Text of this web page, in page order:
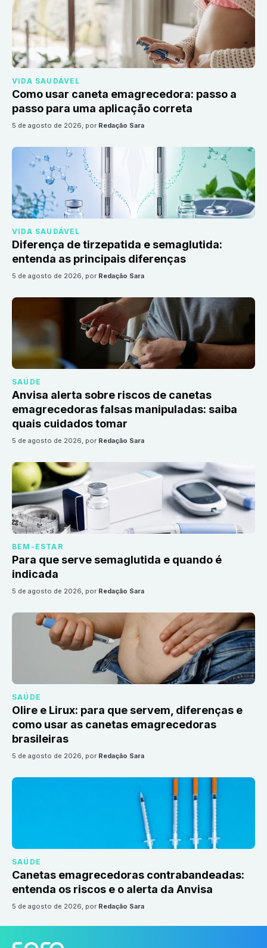
VIDA SAUDÁVEL
Como usar caneta emagrecedora: passo a
passo para uma aplicação correta
5 de agosto de 2026, por Redação Sara
VIDA SAUDÁVEL
Diferença de tirzepatida e semaglutida:
entenda as principais diferenças
5 de agosto de 2026, por Redação Sara
SAÚDE
Anvisa alerta sobre riscos de canetas
emagrecedoras falsas manipuladas: saiba
quais cuidados tomar
5 de agosto de 2026, por Redação Sara
BEM-ESTAR
Para que serve semaglutida e quando é
indicada
5 de agosto de 2026, por Redação Sara
SAÚDE
Olire e Lirux: para que servem, diferenças e
como usar as canetas emagrecedoras
brasileiras
5 de agosto de 2026, por Redação Sara
SAÚDE
Canetas emagrecedoras contrabandeadas:
entenda os riscos e o alerta da Anvisa
5 de agosto de 2026, por Redação Sara